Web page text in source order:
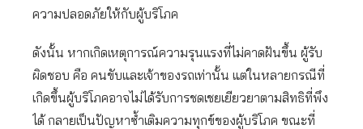
ความปลอดภัยให้กับผู้บริโภค
ดังนั้น หากเกิดเหตุการณ์ความรุนแรงที่ไม่คาดฝันขึ้น ผู้รับ
ผิดชอบ คือ คนขับและเจ้าของรถเท่านั้น แต่ในหลายกรณีที่
เกิดขึ้นผู้บริโภคอาจไม่ได้รับการชดเชยเยียวยาตามสิทธิที่พึง
ได้ กลายเป็นปัญหาซ้ำเติมความทุกข์ของผู้บริโภค ขณะที่